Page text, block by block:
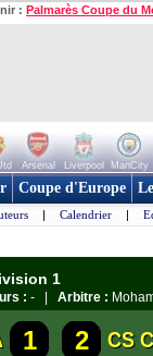
: Palmarès Coupe du
Arsenal Liverpool ManCity
Coupe d'Europe
| Calendrier |
1
: - | Arbitre :
1 2 CS